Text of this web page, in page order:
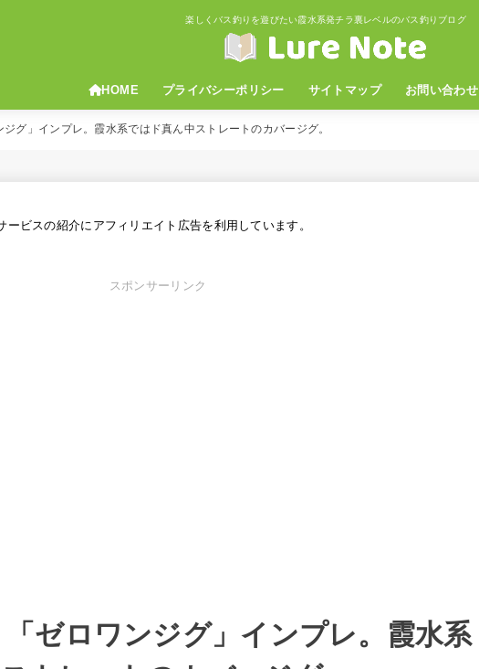
楽しくバス釣りを遊びたい霞水系発チラ裏レベルのバス釣りブログ
HOME プライバシーポリシー サイトマップ お問い合わせ
グ」インプレ。霞水系ではド真ん中ストレートのカバージグ。
ビスの紹介にアフィリエイト広告を利用しています。
スポンサーリンク
ゼロワンジグ」インプレ。霞水系